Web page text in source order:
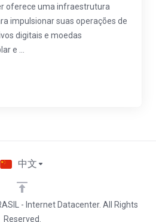
oferece uma infraestrutura
impulsionar suas operações de
digitais e moedas
e ...
- Internet Datacenter. All Rights
Reserved.
中文